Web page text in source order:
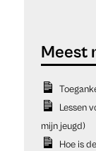
Lessen
mijn jeugd)
Hoe is